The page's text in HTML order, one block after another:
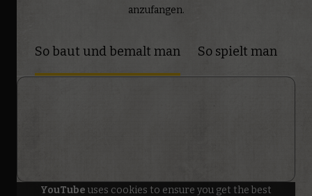
anzufangen.
So baut und bemalt man So spielt man
YouTube uses cookies to ensure you get the best